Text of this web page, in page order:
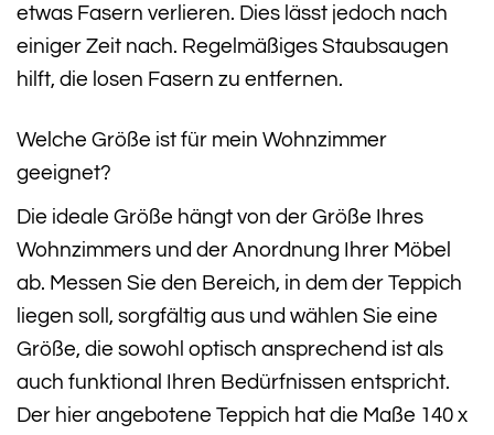
etwas Fasern verlieren. Dies lässt jedoch nach
einiger Zeit nach. Regelmäßiges Staubsaugen
hilft, die losen Fasern zu entfernen.
Welche Größe ist für mein Wohnzimmer
geeignet?
Die ideale Größe hängt von der Größe Ihres
Wohnzimmers und der Anordnung Ihrer Möbel
ab. Messen Sie den Bereich, in dem der Teppich
liegen soll, sorgfältig aus und wählen Sie eine
Größe, die sowohl optisch ansprechend ist als
auch funktional Ihren Bedürfnissen entspricht.
Der hier angebotene Teppich hat die Maße 140 x